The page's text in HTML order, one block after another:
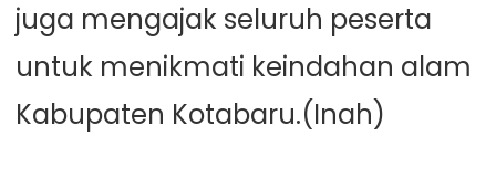
juga mengajak seluruh peserta
untuk menikmati keindahan alam
Kabupaten Kotabaru.(Inah)